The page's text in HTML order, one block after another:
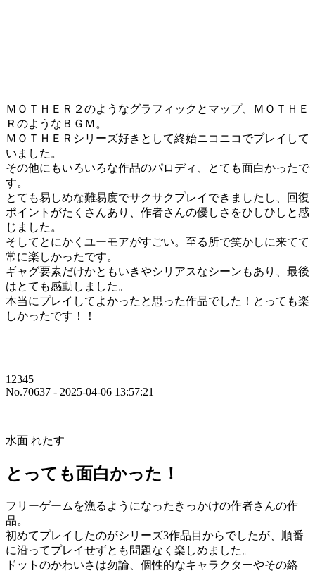
ＭＯＴＨＥＲ２のようなグラフィックとマップ、ＭＯＴＨＥ
ＲのようなＢＧＭ。
ＭＯＴＨＥＲシリーズ好きとして終始ニコニコでプレイして
いました。
その他にもいろいろな作品のパロディ、とても面白かったで
す。
とても易しめな難易度でサクサクプレイできましたし、回復
ポイントがたくさんあり、作者さんの優しさをひしひしと感
じました。
そしてとにかくユーモアがすごい。至る所で笑かしに来てて
常に楽しかったです。
ギャグ要素だけかともいきやシリアスなシーンもあり、最後
はとても感動しました。
本当にプレイしてよかったと思った作品でした！とっても楽
しかったです！！
12345
No.70637 - 2025-04-06 13:57:21
水面 れたす
とっても面白かった！
フリーゲームを漁るようになったきっかけの作者さんの作
品。
初めてプレイしたのがシリーズ3作品目からでしたが、順番
に沿ってプレイせずとも問題なく楽しめました。
ドットのかわいさは勿論、個性的なキャラクターやその絡